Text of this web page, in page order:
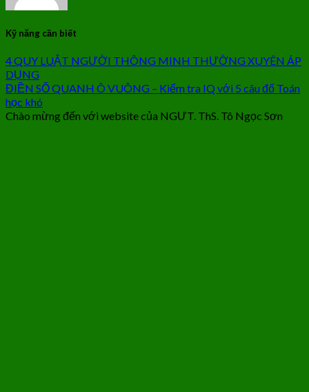
Kỹ năng cần biết
4 QUY LUẬT NGƯỜI THÔNG MINH THƯỜNG XUYÊN ÁP
DỤNG
ĐIỀN SỐ QUANH Ô VUÔNG – Kiểm tra IQ với 5 câu đố Toán
học khó
Chào mừng đến với website của NGƯT. ThS. Tô Ngọc Sơn